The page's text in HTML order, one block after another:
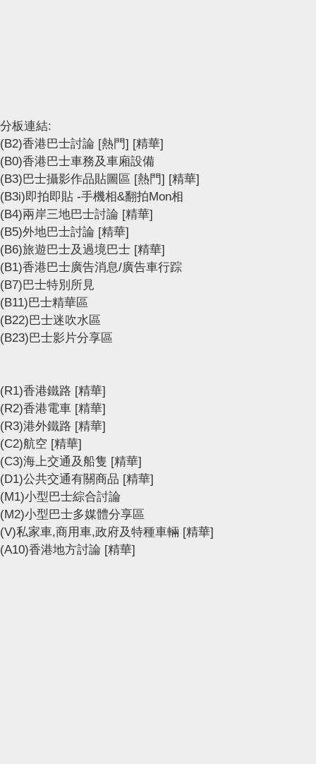
分板連結:
(B2)香港巴士討論 [熱門] [精華]
(B0)香港巴士車務及車廂設備
(B3)巴士攝影作品貼圖區 [熱門] [精華]
(B3i)即拍即貼 -手機相&翻拍Mon相
(B4)兩岸三地巴士討論 [精華]
(B5)外地巴士討論 [精華]
(B6)旅遊巴士及過境巴士 [精華]
(B1)香港巴士廣告消息/廣告車行踪
(B7)巴士特別所見
(B11)巴士精華區
(B22)巴士迷吹水區
(B23)巴士影片分享區
(R1)香港鐵路 [精華]
(R2)香港電車 [精華]
(R3)港外鐵路 [精華]
(C2)航空 [精華]
(C3)海上交通及船隻 [精華]
(D1)公共交通有關商品 [精華]
(M1)小型巴士綜合討論
(M2)小型巴士多媒體分享區
(V)私家車,商用車,政府及特種車輛 [精華]
(A10)香港地方討論 [精華]